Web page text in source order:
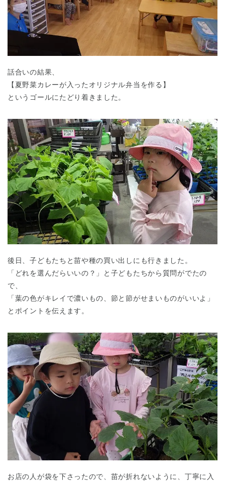
神奈川県 神奈川県 全域
話合いの結果、
【夏野菜カレーが入ったオリジナル弁当を作る】
というゴールにたどり着きました。
後日、子どもたちと苗や種の買い出しにも行きました。
「どれを選んだらいいの？」と子どもたちから質問がでたの
で、
「葉の色がキレイで濃いもの、節と節がせまいものがいいよ」
とポイントを伝えます。
お店の人が袋を下さったので、苗が折れないように、丁寧に入